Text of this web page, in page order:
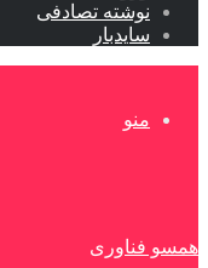
نوشته تصادفی
سایدبار
منو
همسو فناوری